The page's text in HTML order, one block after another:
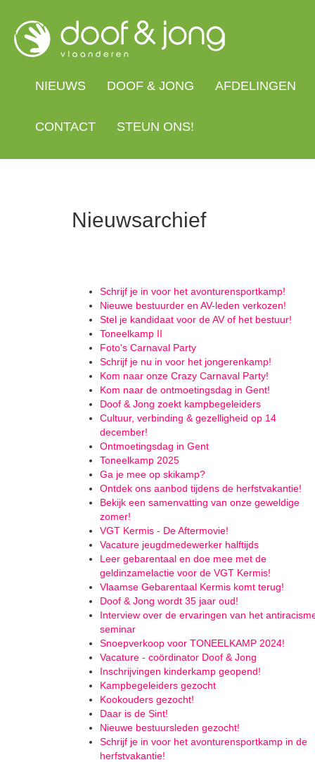
naar
NIEUWS DOOF & JONG AFDELINGEN
CONTACT STEUN ONS!
Nieuwsarchief
Schrijf je in voor het avonturensportkamp!
Nieuwe bestuurder en AV-leden verkozen!
Stel je kandidaat voor de AV of het bestuur!
Toneelkamp II
Foto's Carnaval Party
Schrijf je nu in voor het jongerenkamp!
Kom naar onze Crazy Carnaval Party!
Kom naar de ontmoetingsdag in Gent!
Doof & Jong zoekt kampbegeleiders
Cultuur, verbinding & gezelligheid op 14
december!
Ontmoetingsdag in Gent
Toneelkamp 2025
Ga je mee op skikamp?
Ontdek ons aanbod tijdens de herfstvakantie!
Bekijk een samenvatting van onze geweldige
zomer!
VGT Kermis - De Aftermovie!
Vacature jeugdmedewerker halftijds
Leer gebarentaal en doe mee met de
geldinzamelactie voor de VGT Kermis!
Vlaamse Gebarentaal Kermis komt terug!
Doof & Jong wordt 35 jaar oud!
Interview over de ervaringen van het
seminar
Snoepverkoop voor TONEELKAMP 2024!
Vacature - coördinator Doof & Jong
Inschrijvingen kinderkamp geopend!
Kampbegeleiders gezocht
Kookouders gezocht!
Daar is de Sint!
Nieuwe bestuursleden gezocht!
Schrijf je in voor het avonturensportkamp in de
herfstvakantie!